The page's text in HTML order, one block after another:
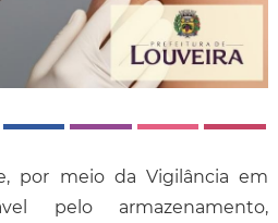
por meio da Vigilância em
pelo armazenamento,